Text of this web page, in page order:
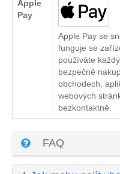
Apple
Pay
Apple Pay se
funguje se
používáte
bezpečně
obchodech,
webových
bezkontaktně.
FAQ